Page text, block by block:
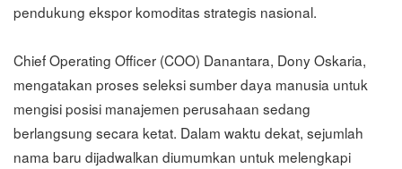
pendukung ekspor komoditas strategis nasional.
Chief Operating Officer (COO) Danantara, Dony Oskaria,
mengatakan proses seleksi sumber daya manusia untuk
mengisi posisi manajemen perusahaan sedang
berlangsung secara ketat. Dalam waktu dekat, sejumlah
nama baru dijadwalkan diumumkan untuk melengkapi